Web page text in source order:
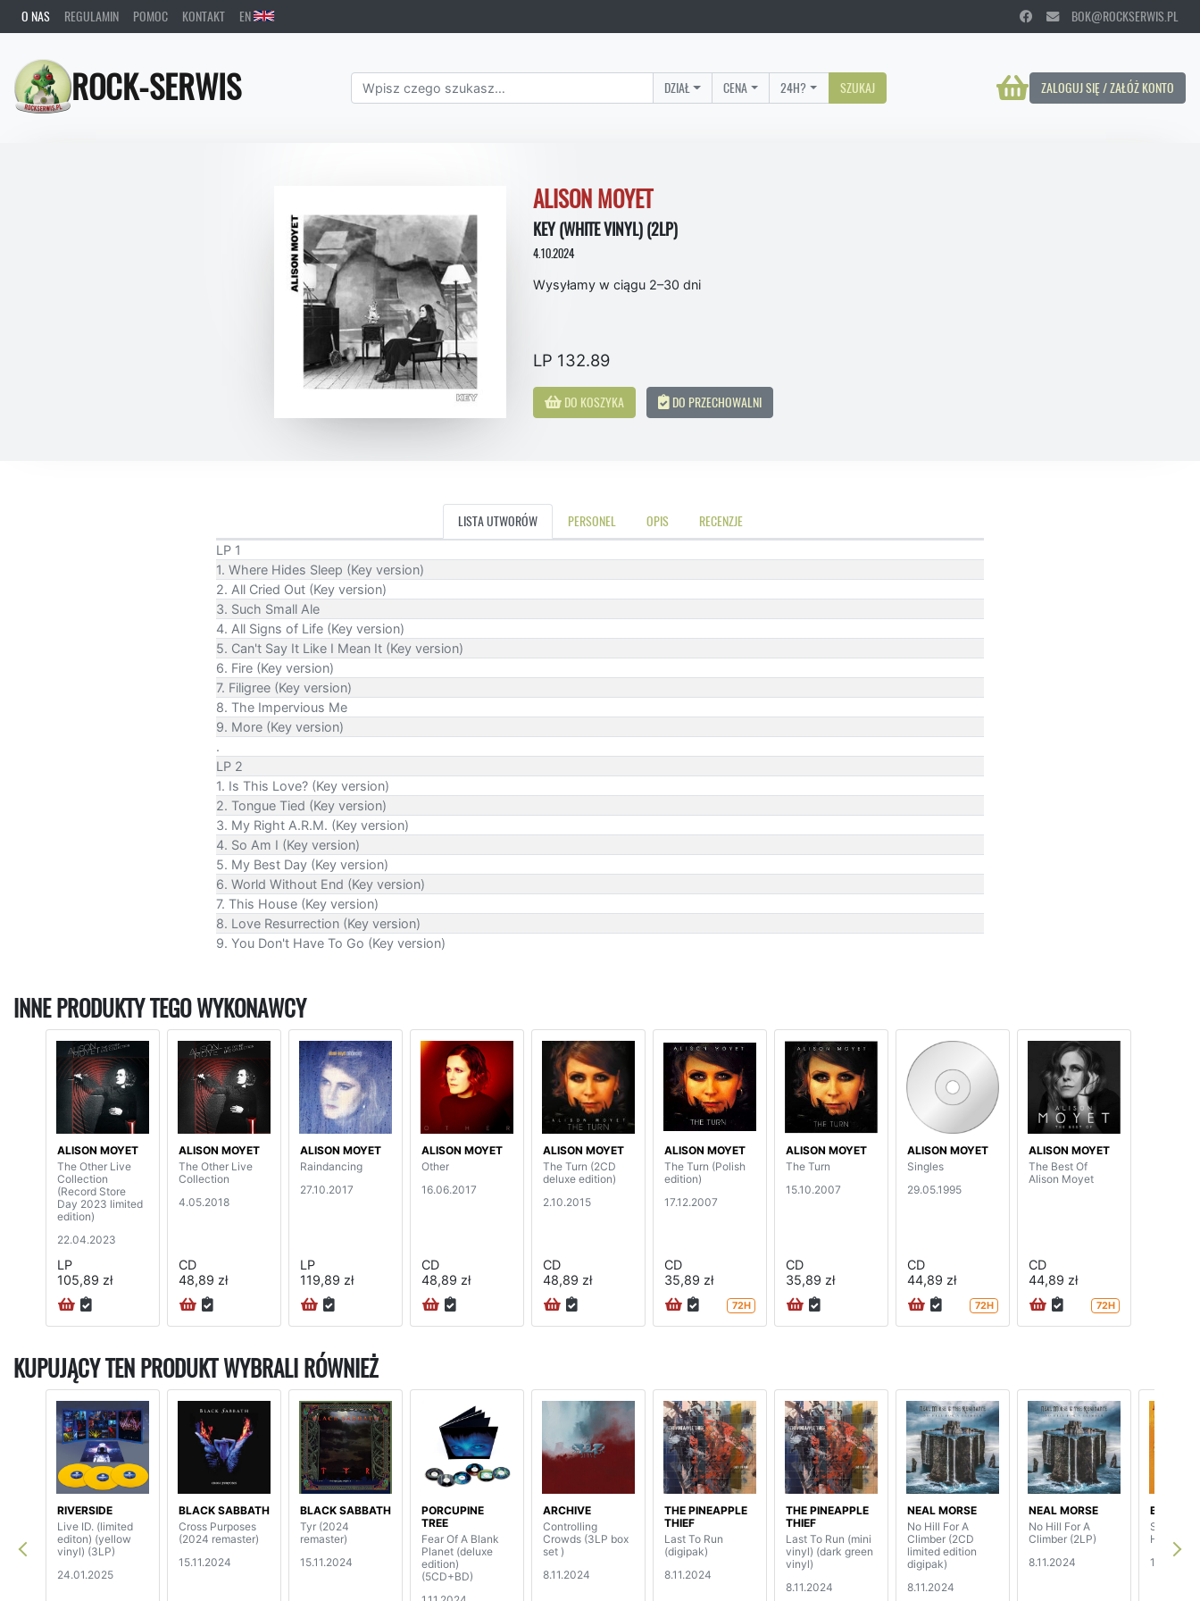
O NAS REGULAMIN POMOC KONTAKT EN BOK@ROCKSERWIS.PL
ROCK-SERWIS ZALOGUJ SIĘ / ZAŁÓŻ KONTO
DZIAŁ CENA 24H? SZUKAJ
ALISON MOYET
KEY (WHITE VINYL) (2LP)
4.10.2024
Wysyłamy w ciągu 2–30 dni
LP 132.89
DO KOSZYKA DO PRZECHOWALNI
LISTA UTWORÓW PERSONEL OPIS RECENZJE
LP 1
1. Where Hides Sleep (Key version)
2. All Cried Out (Key version)
3. Such Small Ale
4. All Signs of Life (Key version)
5. Can't Say It Like I Mean It (Key version)
6. Fire (Key version)
7. Filigree (Key version)
8. The Impervious Me
9. More (Key version)
.
LP 2
1. Is This Love? (Key version)
2. Tongue Tied (Key version)
3. My Right A.R.M. (Key version)
4. So Am I (Key version)
5. My Best Day (Key version)
6. World Without End (Key version)
7. This House (Key version)
8. Love Resurrection (Key version)
9. You Don't Have To Go (Key version)
INNE PRODUKTY TEGO WYKONAWCY
ALISON MOYET
The Other Live
Collection
(Record Store
Day 2023 limited
edition)
22.04.2023
LP
105,89 zł
ALISON MOYET
The Other Live
Collection
4.05.2018
CD
48,89 zł
ALISON MOYET
Raindancing
27.10.2017
LP
119,89 zł
ALISON MOYET
Other
16.06.2017
CD
48,89 zł
ALISON MOYET
The Turn (2CD
deluxe edition)
2.10.2015
CD
48,89 zł
ALISON MOYET
The Turn (Polish
edition)
17.12.2007
CD
35,89 zł
72H
ALISON MOYET
The Turn
15.10.2007
CD
35,89 zł
ALISON MOYET
Singles
29.05.1995
CD
44,89 zł
72H
ALISON MOYET
The Best Of
Alison Moyet
CD
44,89 zł
72H
KUPUJĄCY TEN PRODUKT WYBRALI RÓWNIEŻ
RIVERSIDE
Live ID. (limited
editon) (yellow
vinyl) (3LP)
24.01.2025
BLACK SABBATH
Cross Purposes
(2024 remaster)
15.11.2024
BLACK SABBATH
Tyr (2024
remaster)
15.11.2024
PORCUPINE
TREE
Fear Of A Blank
Planet (deluxe
edition)
(5CD+BD)
ARCHIVE
Controlling
Crowds (3LP box
set )
8.11.2024
THE PINEAPPLE
THIEF
Last To Run
(digipak)
8.11.2024
THE PINEAPPLE
THIEF
Last To Run (mini
vinyl) (dark green
vinyl)
8.11.2024
NEAL MORSE
No Hill For A
Climber (2CD
limited edition
digipak)
8.11.2024
NEAL MORSE
No Hill For A
Climber (2LP)
8.11.2024
Songs
Hearts
1.11.2024